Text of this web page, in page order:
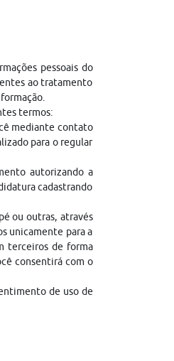
pessoais do
ao tratamento
termos:
mediante contato
para o regular
autorizando a
cadastrando
ou outras, através
unicamente para a
terceiros de forma
consentirá com o
de uso de